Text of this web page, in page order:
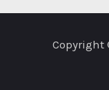
Copyright